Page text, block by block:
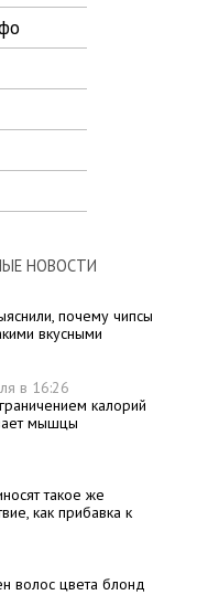
НОВОСТИ
почему чипсы
вкусными
в 16:26
калорий
мышцы
такое же
как прибавка к
волос цвета блонд